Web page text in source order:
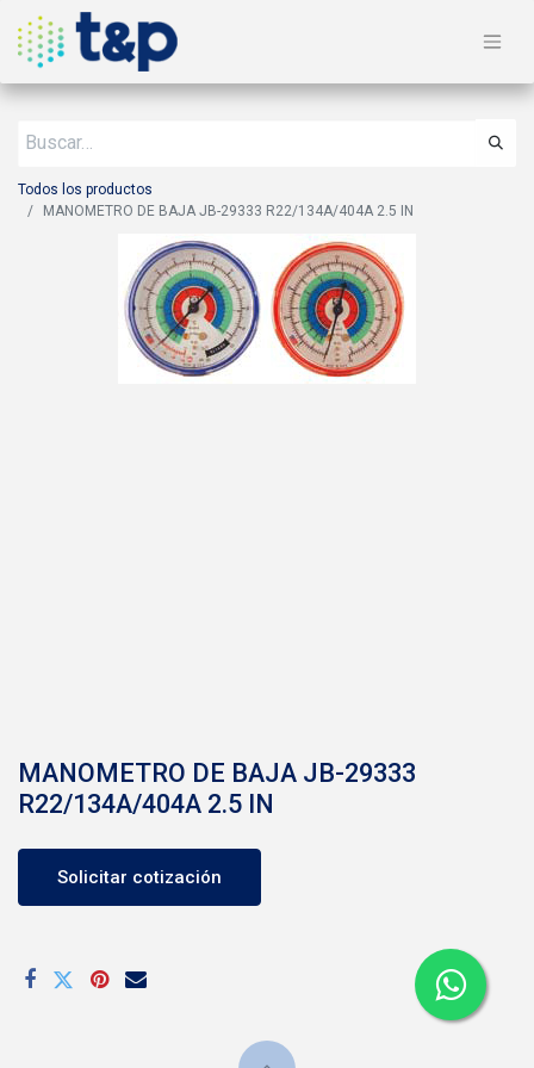
Todos los productos
MANOMETRO DE BAJA JB-29333 R22/134A/404A 2.5 IN
MANOMETRO DE BAJA JB-29333
R22/134A/404A 2.5 IN
Solicitar cotización